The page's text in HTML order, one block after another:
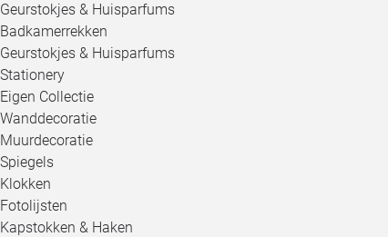
Geurstokjes & Huisparfums
Badkamerrekken
Geurstokjes & Huisparfums
Stationery
Eigen Collectie
Wanddecoratie
Muurdecoratie
Spiegels
Klokken
Fotolijsten
Kapstokken & Haken